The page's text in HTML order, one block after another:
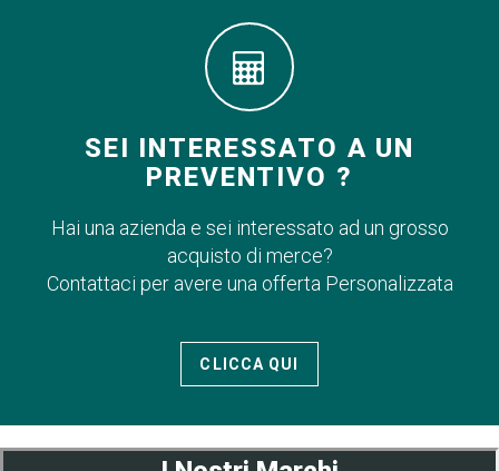
SEI INTERESSATO A UN
PREVENTIVO ?
Hai una azienda e sei interessato ad un grosso
acquisto di merce?
Contattaci per avere una offerta Personalizzata
CLICCA QUI